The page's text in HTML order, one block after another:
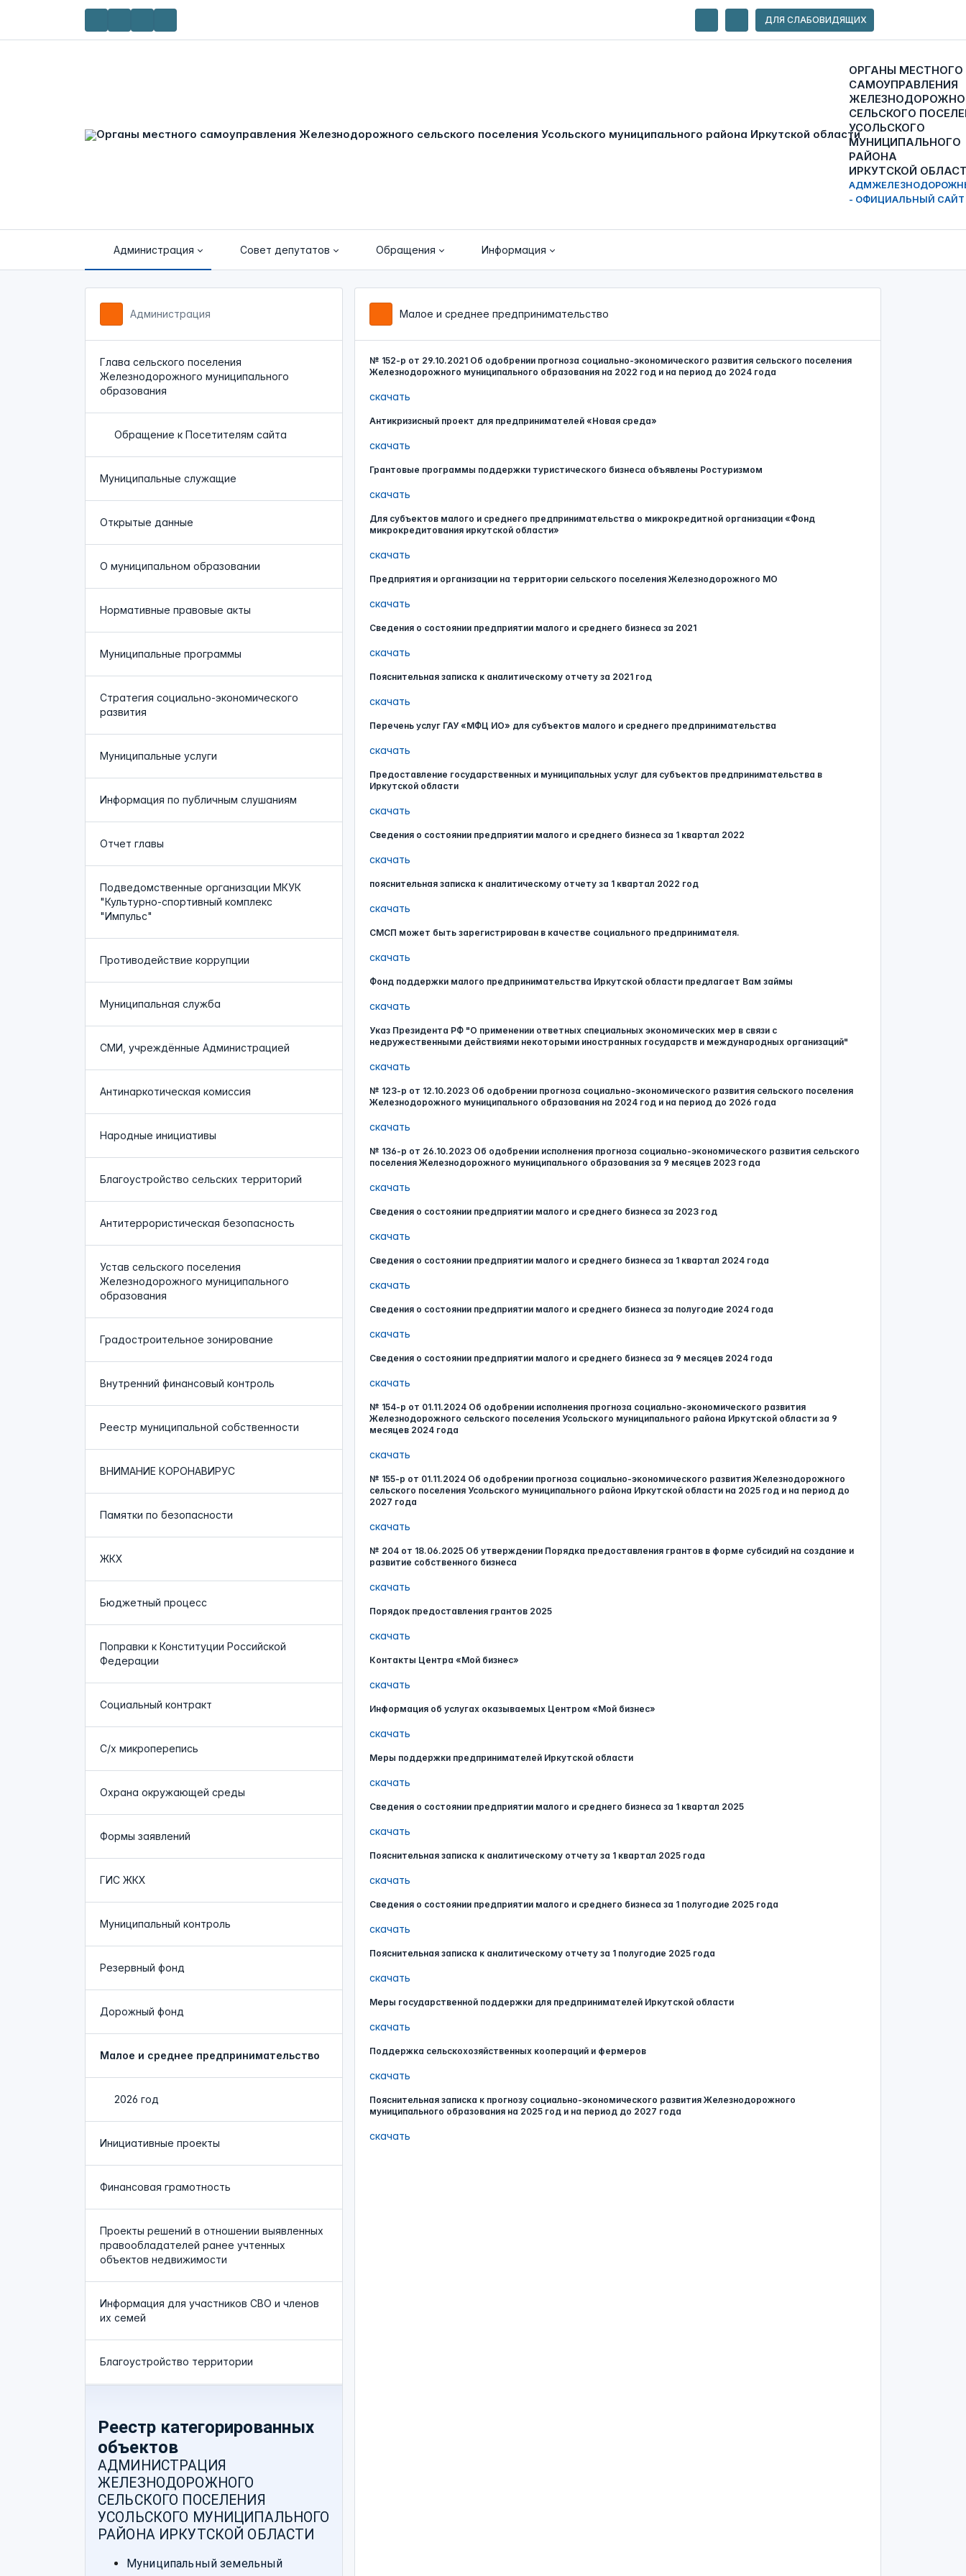
ДЛЯ СЛАБОВИДЯЩИХ
ОРГАНЫ МЕСТНОГО
САМОУПРАВЛЕНИЯ
СЕЛЬСКОГО
УСОЛЬСКОГО
МУНИЦИПАЛЬНОГО
РАЙОНА
ИРКУТСКОЙ
- ОФИЦИАЛЬНЫЙ САЙТ
Администрация Совет депутатов Обращения Информация
Администрация
Глава сельского поселения
Железнодорожного муниципального
образования
Обращение к Посетителям сайта
Муниципальные служащие
Открытые данные
О муниципальном образовании
Нормативные правовые акты
Муниципальные программы
Стратегия социально-экономического
развития
Муниципальные услуги
Информация по публичным слушаниям
Отчет главы
Подведомственные организации МКУК
"Культурно-спортивный комплекс
"Импульс"
Противодействие коррупции
Муниципальная служба
СМИ, учреждённые Администрацией
Антинаркотическая комиссия
Народные инициативы
Благоустройство сельских территорий
Антитеррористическая безопасность
Устав сельского поселения
Железнодорожного муниципального
образования
Градостроительное зонирование
Внутренний финансовый контроль
Реестр муниципальной собственности
ВНИМАНИЕ КОРОНАВИРУС
Памятки по безопасности
ЖКХ
Бюджетный процесс
Поправки к Конституции Российской
Федерации
Социальный контракт
С/х микроперепись
Охрана окружающей среды
Формы заявлений
ГИС ЖКХ
Муниципальный контроль
Резервный фонд
Дорожный фонд
Малое и среднее предпринимательство
2026 год
Инициативные проекты
Финансовая грамотность
Проекты решений в отношении выявленных
правообладателей ранее учтенных
объектов недвижимости
Информация для участников СВО и членов
их семей
Благоустройство территории
Малое и среднее предпринимательство
№ 152-р от 29.10.2021 Об одобрении прогноза социально-экономического развития сельского поселения
Железнодорожного муниципального образования на 2022 год и на период до 2024 года
скачать
Антикризисный проект для предпринимателей «Новая среда»
скачать
Грантовые программы поддержки туристического бизнеса объявлены Ростуризмом
скачать
Для субъектов малого и среднего предпринимательства о микрокредитной организации «Фонд
микрокредитования иркутской области»
скачать
Предприятия и организации на территории сельского поселения Железнодорожного МО
скачать
Сведения о состоянии предприятии малого и среднего бизнеса за 2021
скачать
Пояснительная записка к аналитическому отчету за 2021 год
скачать
Перечень услуг ГАУ «МФЦ ИО» для субъектов малого и среднего предпринимательства
скачать
Предоставление государственных и муниципальных услуг для субъектов предпринимательства в
Иркутской области
скачать
Сведения о состоянии предприятии малого и среднего бизнеса за 1 квартал 2022
скачать
пояснительная записка к аналитическому отчету за 1 квартал 2022 год
скачать
СМСП может быть зарегистрирован в качестве социального предпринимателя.
скачать
Фонд поддержки малого предпринимательства Иркутской области предлагает Вам займы
скачать
Указ Президента РФ "О применении ответных специальных экономических мер в связи с
недружественными действиями некоторыми иностранных государств и международных организаций"
скачать
№ 123-р от 12.10.2023 Об одобрении прогноза социально-экономического развития сельского поселения
Железнодорожного муниципального образования на 2024 год и на период до 2026 года
скачать
№ 136-р от 26.10.2023 Об одобрении исполнения прогноза социально-экономического развития сельского
поселения Железнодорожного муниципального образования за 9 месяцев 2023 года
скачать
Сведения о состоянии предприятии малого и среднего бизнеса за 2023 год
скачать
Сведения о состоянии предприятии малого и среднего бизнеса за 1 квартал 2024 года
скачать
Сведения о состоянии предприятии малого и среднего бизнеса за полугодие 2024 года
скачать
Сведения о состоянии предприятии малого и среднего бизнеса за 9 месяцев 2024 года
скачать
№ 154-р от 01.11.2024 Об одобрении исполнения прогноза социально-экономического развития
Железнодорожного сельского поселения Усольского муниципального района Иркутской области за 9
месяцев 2024 года
скачать
№ 155-р от 01.11.2024 Об одобрении прогноза социально-экономического развития Железнодорожного
сельского поселения Усольского муниципального района Иркутской области на 2025 год и на период до
2027 года
скачать
№ 204 от 18.06.2025 Об утверждении Порядка предоставления грантов в форме субсидий на создание и
развитие собственного бизнеса
скачать
Порядок предоставления грантов 2025
скачать
Контакты Центра «Мой бизнес»
скачать
Информация об услугах оказываемых Центром «Мой бизнес»
скачать
Меры поддержки предпринимателей Иркутской области
скачать
Сведения о состоянии предприятии малого и среднего бизнеса за 1 квартал 2025
скачать
Пояснительная записка к аналитическому отчету за 1 квартал 2025 года
скачать
Сведения о состоянии предприятии малого и среднего бизнеса за 1 полугодие 2025 года
скачать
Пояснительная записка к аналитическому отчету за 1 полугодие 2025 года
скачать
Меры государственной поддержки для предпринимателей Иркутской области
скачать
Поддержка сельскохозяйственных коопераций и фермеров
скачать
Пояснительная записка к прогнозу социально-экономического развития Железнодорожного
муниципального образования на 2025 год и на период до 2027 года
скачать